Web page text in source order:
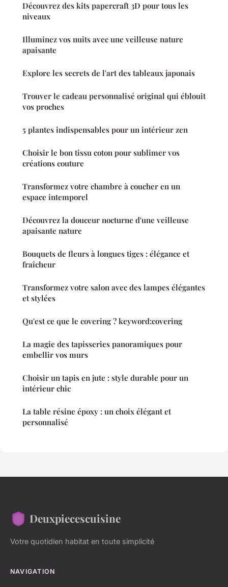
Découvrez des kits papercraft 3D pour tous les
niveaux
Illuminez vos nuits avec une veilleuse nature
apaisante
Explore les secrets de l'art des tableaux japonais
Trouver le cadeau personnalisé original qui éblouit
vos proches
5 plantes indispensables pour un intérieur zen
Choisir le bon tissu coton pour sublimer vos
créations couture
Transformez votre chambre à coucher en un
espace intemporel
Découvrez la douceur nocturne d'une veilleuse
apaisante nature
Bouquets de fleurs à longues tiges : élégance et
fraîcheur
Transformez votre salon avec des lampes élégantes
et stylées
Qu'est ce que le covering ? keyword:covering
La magie des tapisseries panoramiques pour
embellir vos murs
Choisir un tapis en jute : style durable pour un
intérieur chic
La table résine époxy : un choix élégant et
personnalisé
Deuxpiecescuisine
Votre quotidien habitat en toute simplicité
NAVIGATION